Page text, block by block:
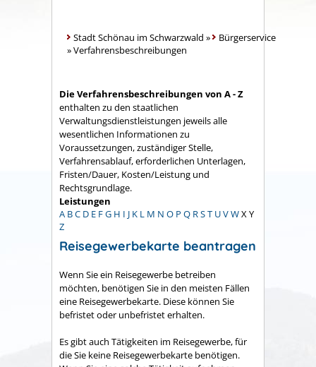
Stadt Schönau im Schwarzwald »
Bürgerservice
»Verfahrensbeschreibungen
Die Verfahrensbeschreibungen von A - Z
enthalten zu den staatlichen
Verwaltungsdienstleistungen jeweils alle
wesentlichen Informationen zu
Voraussetzungen, zuständiger Stelle,
Verfahrensablauf, erforderlichen Unterlagen,
Fristen/Dauer, Kosten/Leistung und
Rechtsgrundlage.
Leistungen
A BC D E FG H I J K L M N O P Q RST UVWX Y
Z
Reisegewerbekarte beantragen
Wenn Sie ein Reisegewerbe betreiben
möchten, benötigen Sie in den meisten Fällen
eine Reisegewerbekarte. Diese können Sie
befristet oder unbefristet erhalten.
Es gibt auch Tätigkeiten im Reisegewerbe, für
die Sie keine Reisegewerbekarte benötigen.